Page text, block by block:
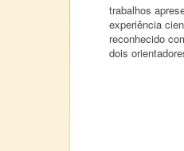
trabalhos
experiência
reconhecido
dois